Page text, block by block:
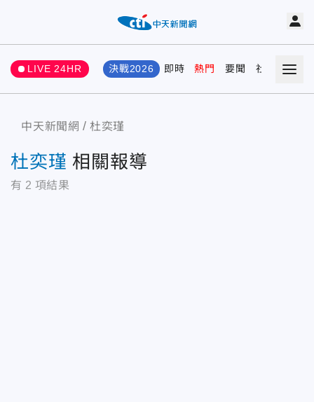
LIVE 24HR 決戰2026 即時 熱門 要聞 社會 娛樂
中天新聞網 杜奕瑾
杜奕瑾 相關報導
有 2 項結果